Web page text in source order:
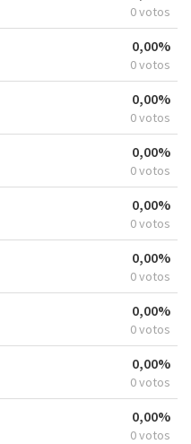
0 votos
0,00%
0 votos
0,00%
0 votos
0,00%
0 votos
0,00%
0 votos
0,00%
0 votos
0,00%
0 votos
0,00%
0 votos
0,00%
0 votos